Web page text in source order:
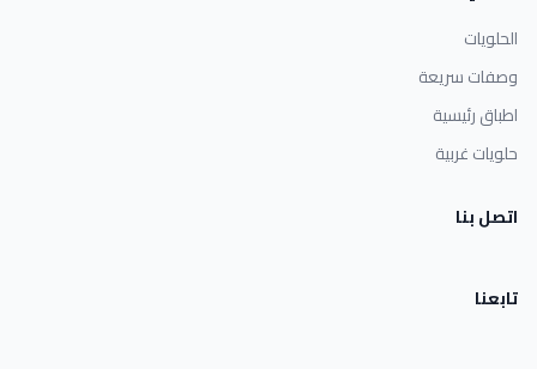
الحلويات
وصفات سريعة
اطباق رئيسية
حلويات غربية
اتصل بنا
تابعنا